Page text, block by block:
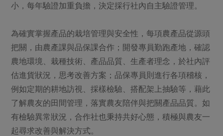
素食專區
樂齡友善
活動報下載
小，每年驗證加重負擔，決定採行社內自主驗證管理。
為確實掌握產品的栽培管理與安全性，每項農產品從源頭
把關，由農產課與品保課合作；開發專員勤跑產地，確認
農地環境、栽種技術、產品品質、生產者理念，於社內評
估進貨狀況，思考改善方案；品保專員則進行各項稽核，
例如定期的耕地訪視、採樣檢驗、搭配架上抽驗等，藉此
了解農友的田間管理，落實農友陪伴與把關產品品質。如
有檢驗異常狀況，合作社也秉持共好心態，積極與農友一
起尋求改善與解決方式。